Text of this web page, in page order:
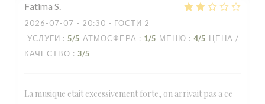
Fatima S
2026-07-07 - 20:30 - ГОСТИ 2
УСЛУГИ : 5/5 АТМОСФЕРА : 1/5 МЕНЮ : 4/5 ЦЕНА /
КАЧЕСТВО : 3/5
La musique etait excessivement forte, on arrivait pas a ce